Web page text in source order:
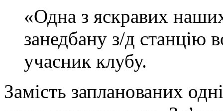
«Одна з яскравих
занедбану з/д станцію
учасник клубу.
Замість запланованих